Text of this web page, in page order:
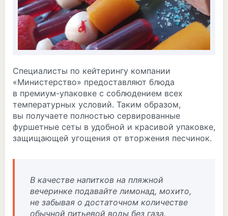
Специалисты по кейтерингу компании
«Министерство» предоставляют блюда
в премиум-упаковке с соблюдением всех
температурных условий. Таким образом,
вы получаете полностью сервированные
фуршетные сеты в удобной и красивой упаковке,
защищающей угощения от вторжения песчинок.
В качестве напитков на пляжной
вечеринке подавайте лимонад, мохито,
не забывая о достаточном количестве
обычной питьевой воды без газа.